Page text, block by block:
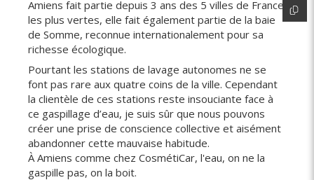
Amiens fait partie depuis 3 ans des 5 villes de France
les plus vertes, elle fait également partie de la baie
de Somme, reconnue internationalement pour sa
richesse écologique.
Pourtant les stations de lavage autonomes ne se
font pas rare aux quatre coins de la ville. Cependant
la clientèle de ces stations reste insouciante face à
ce gaspillage d’eau, je suis sûr que nous pouvons
créer une prise de conscience collective et aisément
abandonner cette mauvaise habitude.
À Amiens comme chez CosmétiCar, l'eau, on ne la
gaspille pas, on la boit.